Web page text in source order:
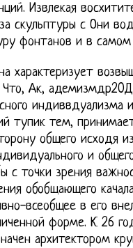
Извлекая
скульптуры с Они
фонтанов и в самом
характеризует
Что, Ак,
индиввдуализма и
тупик тем,
общего исходя из
и
с точки зрения
обобщающего
всеобщее в его
форме. К 26
архитектором